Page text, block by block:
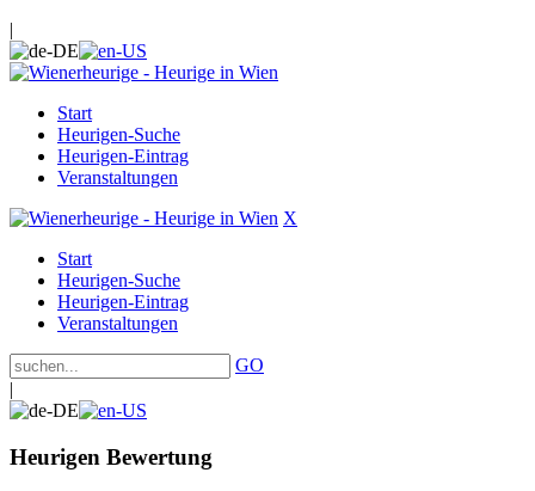
|
Start
Heurigen-Suche
Heurigen-Eintrag
Veranstaltungen
X
Start
Heurigen-Suche
Heurigen-Eintrag
Veranstaltungen
GO
|
Heurigen Bewertung